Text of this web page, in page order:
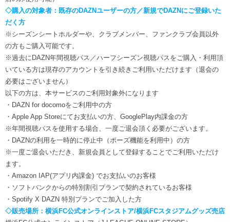
◇購入の対象者：既存のDAZNユーザーの方／新規でDAZNにご登録いた
だく方
※シーズンシートホルダーや、クラブメンバー、ファンクラブ会員以外
の方もご購入可能です。
※過去にDAZN年間視聴パス／ハーフシーズン視聴パスをご購入・利用頂
いている方は現存のアカウントを引き続きご利用いただけます（退会の
必要はございません）
以下の方は、本サービスのご利用対象外になります
・DAZN for docomoをご利用中の方
・Apple App Storeにてお支払いの方、GooglePlay内課金の方
※年間視聴パスを使用する場合、一度ご退会頂く必要がございます。
・DAZNの利用を一時的に停止中（ポーズ機能を利用中）の方
※一度ご退会いただき、新規会員として登録することでご利用いただけ
ます。
・Amazon IAP(アプリ内課金) でお支払いのお客様
・ソフトバンクからの特別割引プランで契約されているお客様
・Spotify X DAZN 特別プランでご加入した方
◇販売場所：横浜FC公式オンラインストア/横浜FCスタジアムグッズ売店